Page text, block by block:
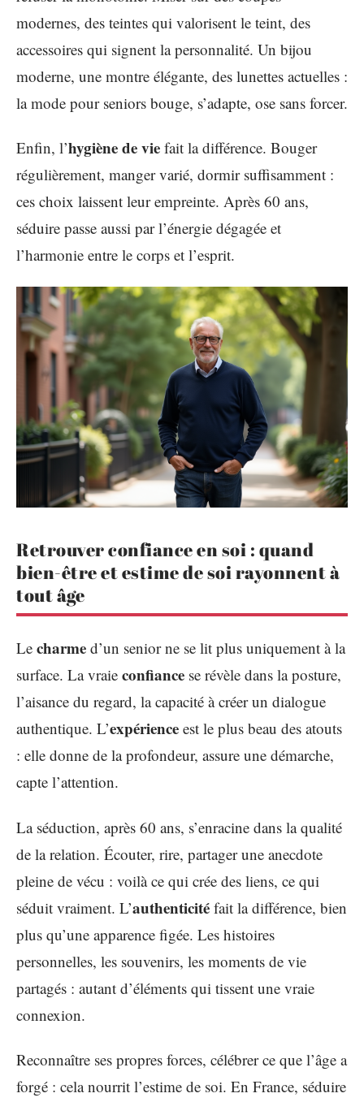
modernes, des teintes qui valorisent le teint, des
accessoires qui signent la personnalité. Un bijou
moderne, une montre élégante, des lunettes actuelles :
la mode pour seniors bouge, s’adapte, ose sans forcer.
Enfin, l’hygiène de vie fait la différence. Bouger
régulièrement, manger varié, dormir suffisamment :
ces choix laissent leur empreinte. Après 60 ans,
séduire passe aussi par l’énergie dégagée et
l’harmonie entre le corps et l’esprit.
Retrouver confiance en soi : quand
bien-être et estime de soi rayonnent à
tout âge
Le charme d’un senior ne se lit plus uniquement à la
surface. La vraie confiance se révèle dans la posture,
l’aisance du regard, la capacité à créer un dialogue
authentique. L’expérience est le plus beau des atouts
: elle donne de la profondeur, assure une démarche,
capte l’attention.
La séduction, après 60 ans, s’enracine dans la qualité
de la relation. Écouter, rire, partager une anecdote
pleine de vécu : voilà ce qui crée des liens, ce qui
séduit vraiment. L’authenticité fait la différence, bien
plus qu’une apparence figée. Les histoires
personnelles, les souvenirs, les moments de vie
partagés : autant d’éléments qui tissent une vraie
connexion.
Reconnaître ses propres forces, célébrer ce que l’âge a
forgé : cela nourrit l’estime de soi. En France, séduire